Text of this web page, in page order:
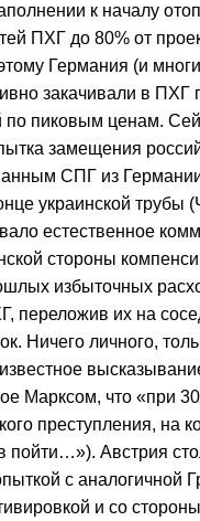
к началу
ПХГ до 80% от
Германия (и
закачивали в ПХГ
по пиковым ценам.
замещения
СПГ из
украинской трубы
естественное
стороны
избыточных
переложив их на
Ничего личного,
Марксом, что «при
преступления, на
пойти…»). Австрия
с аналогичной
и со